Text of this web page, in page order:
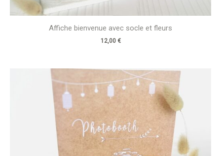
Affiche bienvenue avec socle et fleurs
12,00 €